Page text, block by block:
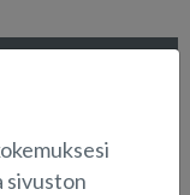
sivuston